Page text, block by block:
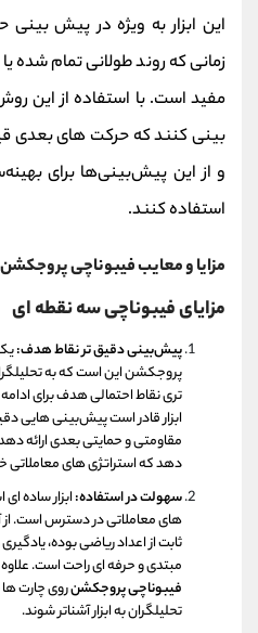
این ابزار به‌ ویژه در پیش
زمانی که روند طولانی تمام شده
مفید است. با استفاده از این
بینی کنند که حرکت‌ های بعدی
و از این پیش‌بینی‌ها برای
استفاده کنند.
مزایا و معایب فیبوناچی پروجکشن
مزایای فیبوناچی سه نقطه ای
پیش‌بینی دقیق‌ تر نقاط هدف:
پروجکشن این است که به
تری نقاط احتمالی هدف برای
ابزار قادر است پیش‌بینی‌ هایی
مقاومتی و حمایتی بعدی ارائه
دهد که استراتژی‌ های معاملاتی
سهولت در استفاده:ابزار ساده
های معاملاتی در دسترس است. از
ثابت از اعداد ریاضی بوده،
مبتدی و حرفه‌ ای راحت است.
فیبوناچی پروجکشنروی چارت‌
تحلیلگران به ابزار آشناتر شوند.